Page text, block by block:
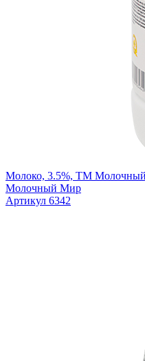
Молоко, 3.5%, ТМ
Молочный Мир
Артикул 6342